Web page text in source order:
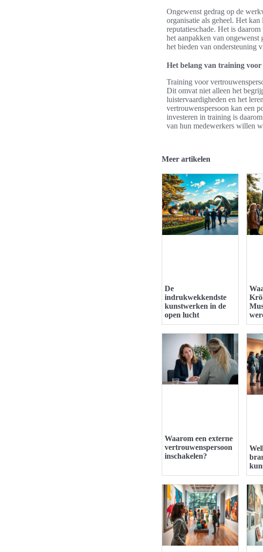
Ongewenst gedrag op de
organisatie als geheel. Het
reputatieschade. Het is
het aanpakken van
het bieden van ondersteuning
Het belang van training
Training voor
Dit omvat niet alleen het
luistervaardigheden en het
vertrouwenspersoon kan een
investeren in training is
van hun medewerkers willen
Meer artikelen
De
indrukwekkendste
kunstwerken in de
open lucht
Waarom een externe
vertrouwenspersoon
inschakelen?